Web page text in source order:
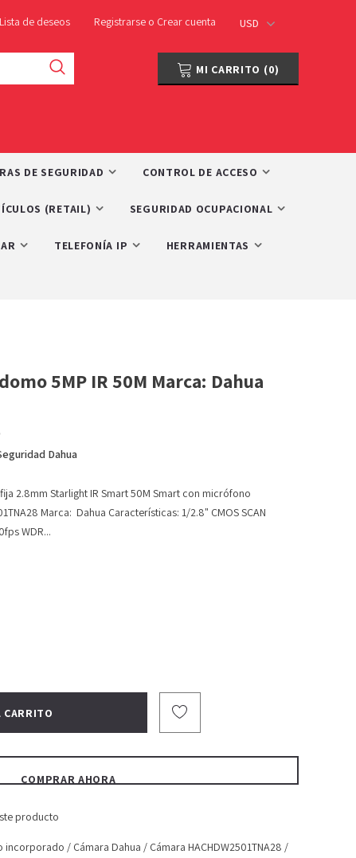
Lista de deseos Registrarse o Crear cuenta USD
MI CARRITO (0)
DE SEGURIDAD CONTROL DE ACCESO
(RETAIL) SEGURIDAD OCUPACIONAL
TELEFONÍA IP HERRAMIENTAS
5MP IR 50M Marca: Dahua
Dahua
2.8mm Starlight IR Smart 50M Smart con micrófono
Marca: Dahua Características: 1/2.8" CMOS SCAN
WDR...
COMPRAR AHORA
producto
incorporado / Cámara Dahua / Cámara HACHDW2501TNA28 /